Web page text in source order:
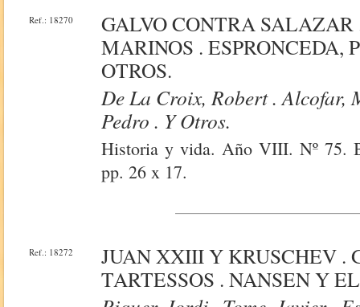
Ref.: 18270
GALVO CONTRA
MARINOS . ESPRONCEDA,
OTROS.
De La Croix, Robert . Alcofar,
Pedro . Y Otros.
Historia y vida. Año VIII. Nº 75.
pp. 26 x 17.
Ref.: 18272
JUAN XXIII Y KRUSCHEV .
TARTESSOS . NANSEN Y